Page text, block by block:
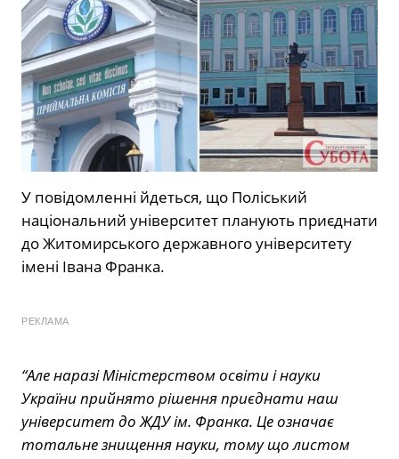
У повідомленні йдеться, що Поліський
національний університет планують приєднати
до Житомирського державного університету
імені Івана Франка.
РЕКЛАМА
“Але наразі Міністерством освіти і науки
України прийнято рішення приєднати наш
університет до ЖДУ ім. Франка. Це означає
тотальне знищення науки, тому що листом